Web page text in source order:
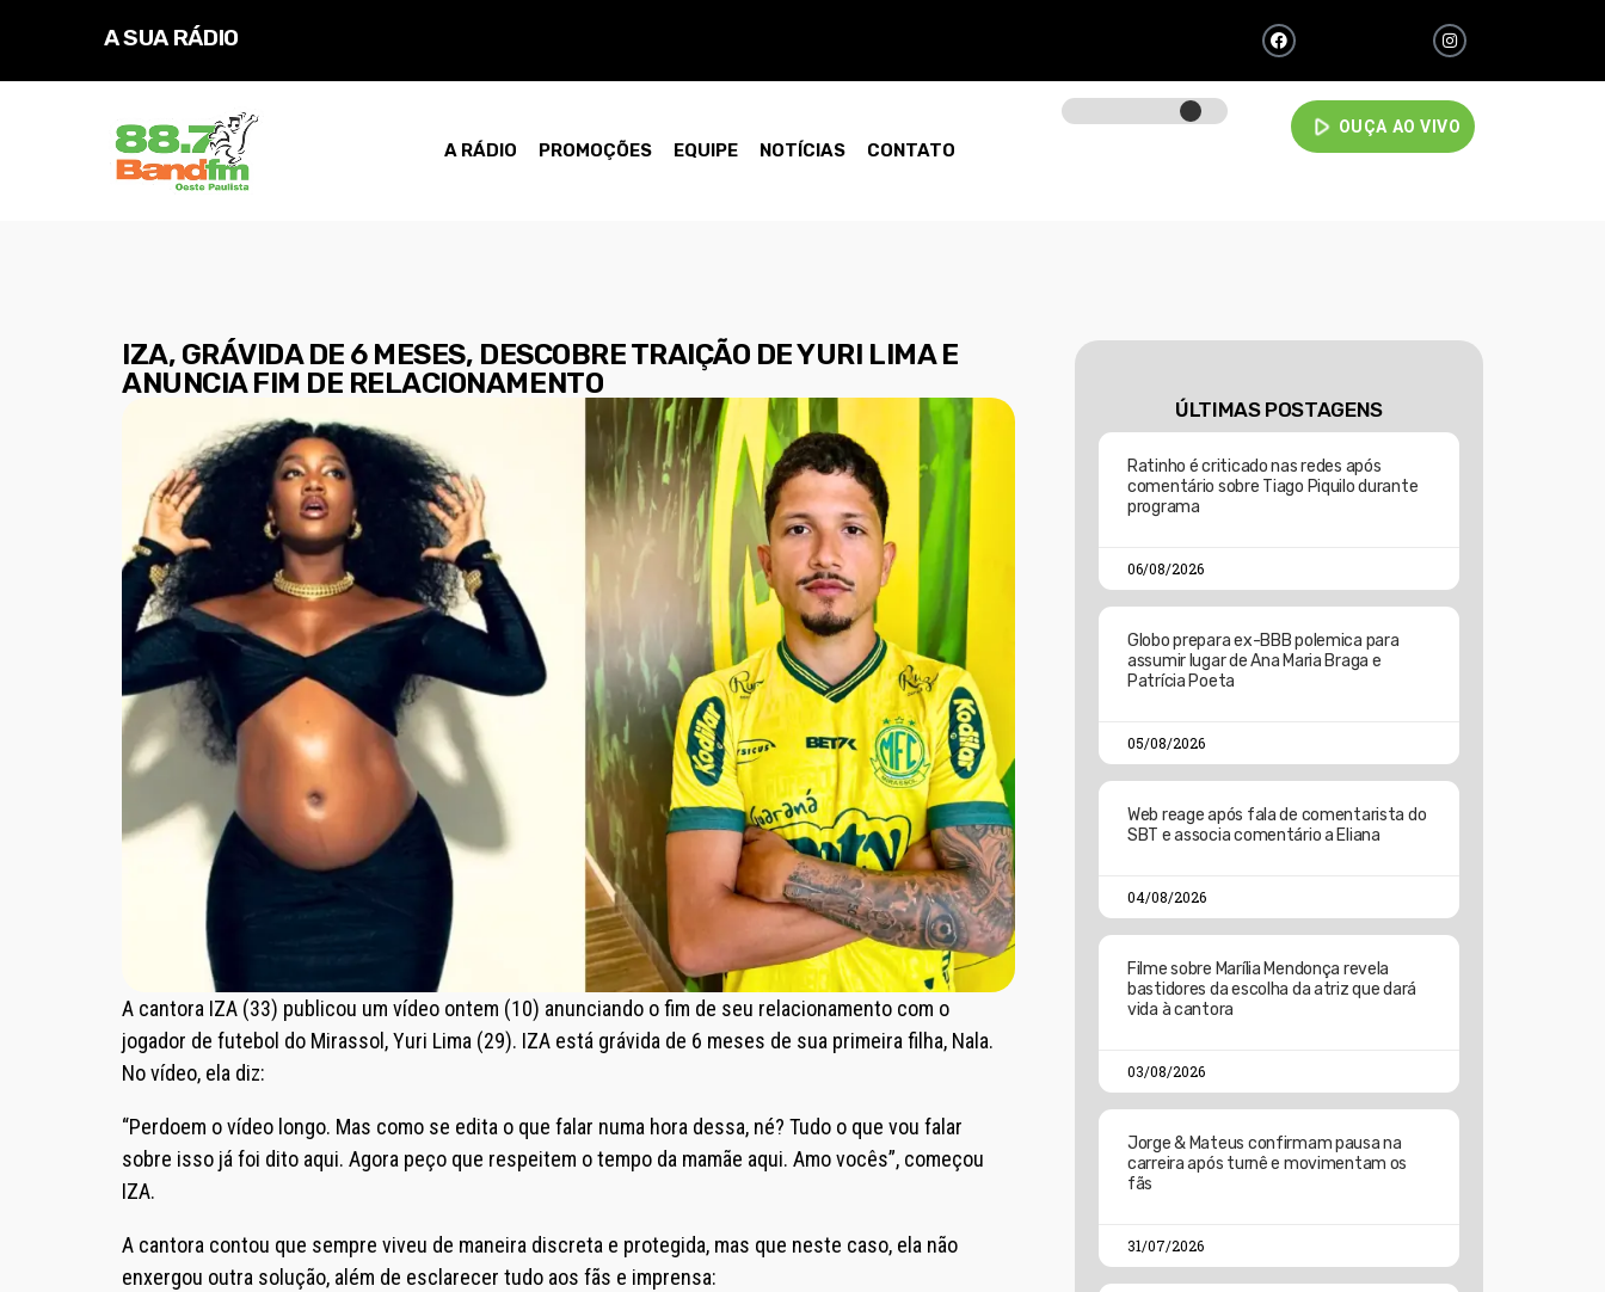
A SUA RÁDIO
A RÁDIO PROMOÇÕES EQUIPE NOTÍCIAS CONTATO
play_arrow OUÇA AO VIVO
IZA, GRÁVIDA DE 6 MESES, DESCOBRE TRAIÇÃO DE YURI LIMA E
ANUNCIA FIM DE RELACIONAMENTO
A cantora IZA (33) publicou um vídeo ontem (10) anunciando o fim de seu relacionamento com o
jogador de futebol do Mirassol, Yuri Lima (29). IZA está grávida de 6 meses de sua primeira filha, Nala.
No vídeo, ela diz:
“Perdoem o vídeo longo. Mas como se edita o que falar numa hora dessa, né? Tudo o que vou falar
sobre isso já foi dito aqui. Agora peço que respeitem o tempo da mamãe aqui. Amo vocês”, começou
IZA.
A cantora contou que sempre viveu de maneira discreta e protegida, mas que neste caso, ela não
enxergou outra solução, além de esclarecer tudo aos fãs e imprensa:
ÚLTIMAS POSTAGENS
Ratinho é criticado nas redes após
comentário sobre Tiago Piquilo durante
programa
06/08/2026
Globo prepara ex-BBB polemica para
assumir lugar de Ana Maria Braga e
Patrícia Poeta
05/08/2026
Web reage após fala de comentarista do
SBT e associa comentário a Eliana
04/08/2026
Filme sobre Marília Mendonça revela
bastidores da escolha da atriz que dará
vida à cantora
03/08/2026
Jorge & Mateus confirmam pausa na
carreira após turnê e movimentam os
fãs
31/07/2026